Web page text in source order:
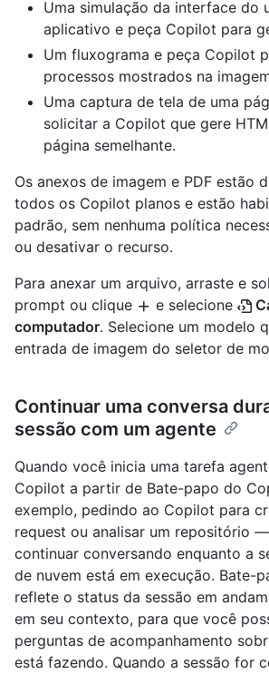
Uma simulação da interface do
aplicativo e peça Copilot para
Um fluxograma e peça Copilot
processos mostrados na
Uma captura de tela de uma
solicitar a Copilot que gere
página semelhante.
Os anexos de imagem e PDF estão
todos os Copilot planos e estão
padrão, sem nenhuma política
ou desativar o recurso.
Para anexar um arquivo, arraste e
prompt ou clique
e selecione
computador. Selecione um modelo
entrada de imagem do seletor de
Continuar uma conversa
sessão com um agente
Quando você inicia uma tarefa
Copilot a partir de Bate-papo do
exemplo, pedindo ao Copilot para
request ou analisar um repositório
continuar conversando enquanto a
de nuvem está em execução. Bate-
reflete o status da sessão em
em seu contexto, para que você
perguntas de acompanhamento
está fazendo. Quando a sessão for